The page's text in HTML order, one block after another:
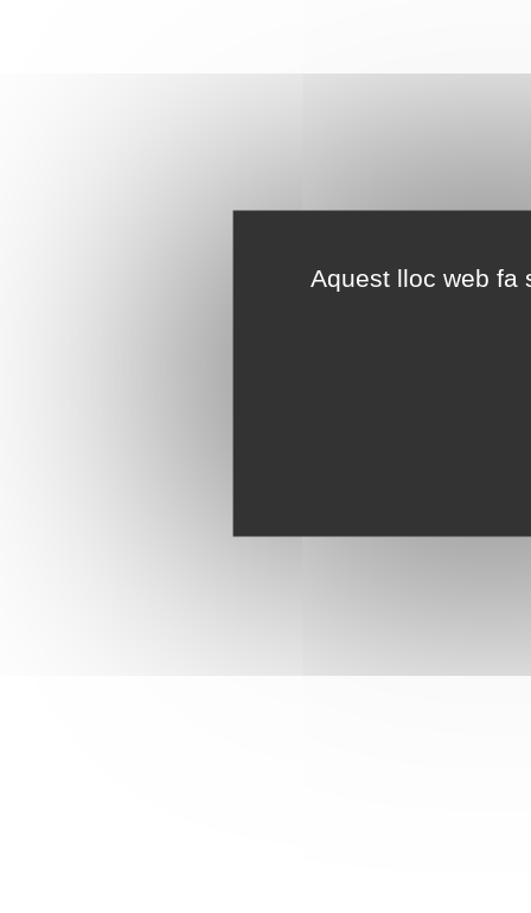
Aquest lloc web fa